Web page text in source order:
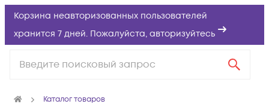
Корзина неавторизованных пользователей
хранится 7 дней. Пожалуйста, авторизуйтесь
Каталог товаров